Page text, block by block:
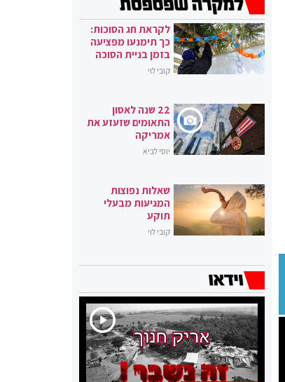
לקראת חג הסוכות:
כך תימנעו מפציעה
בזמן בניית הסוכה
קובי לוי
22 שנה לאסון
התאומים שזעזע את
אמריקה
יוסי לביא
שאלות נפוצות
המגיעות מבעלי
תוקע
קובי לוי